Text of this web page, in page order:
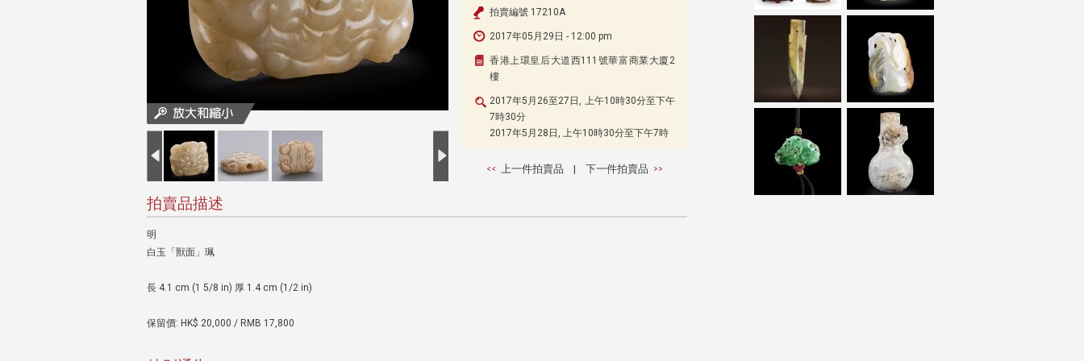
拍賣編號 17210A
2017年05月29日 - 12:00 pm
香港上環皇后大道西111號華富商業大廈2
樓
2017年5月26至27日, 上午10時30分至下午
7時30分
2017年5月28日, 上午10時30分至下午7時
上一件拍賣品 | 下一件拍賣品
拍賣品描述
明
白玉「獸面」珮
長 4.1 cm (1 5/8 in) 厚 1.4 cm (1/2 in)
保留價: HK$ 20,000 / RMB 17,800